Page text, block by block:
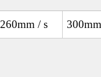
260mm / s